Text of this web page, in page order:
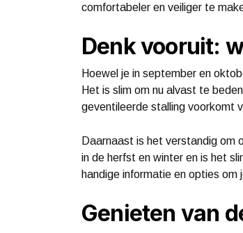
comfortabeler en veiliger te
Denk vooruit:
Hoewel je in september en
Het is slim om nu alvast te
geventileerde stalling voorkomt
Daarnaast is het verstandig om
in de herfst en winter en is het
handige informatie en opties
Genieten van